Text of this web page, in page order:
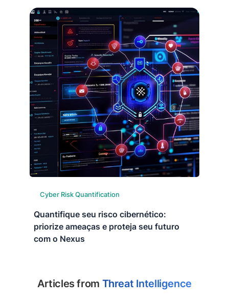
Cyber Risk Quantification
Quantifique seu risco cibernético:
priorize ameaças e proteja seu futuro
com o Nexus
Articles from Threat Intelligence